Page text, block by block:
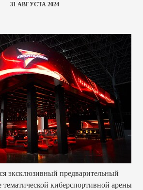
31 АВГУСТА 2024
эксклюзивный предварительный
киберспортивной арены